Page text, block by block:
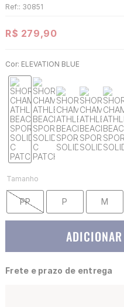
Ref:: 30851
R$ 279,90
Cor: ELEVATION BLUE
Tamanho
PP P M
Frete e prazo de entrega